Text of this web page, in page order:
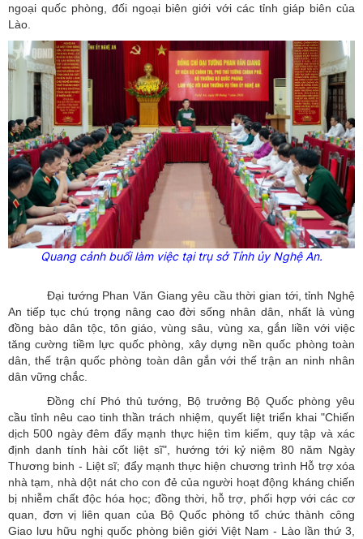
ngoại quốc phòng, đối ngoại biên giới với các tỉnh giáp biên của
Lào.
Quang cảnh buổi làm việc tại trụ sở Tỉnh ủy Nghệ An.
Đại tướng Phan Văn Giang yêu cầu thời gian tới, tỉnh Nghệ
An tiếp tục chú trọng nâng cao đời sống nhân dân, nhất là vùng
đồng bào dân tộc, tôn giáo, vùng sâu, vùng xa, gắn liền với việc
tăng cường tiềm lực quốc phòng, xây dựng nền quốc phòng toàn
dân, thế trận quốc phòng toàn dân gắn với thế trận an ninh nhân
dân vững chắc.
Đồng chí Phó thủ tướng, Bộ trưởng Bộ Quốc phòng yêu
cầu tỉnh nêu cao tinh thần trách nhiệm, quyết liệt triển khai "Chiến
dịch 500 ngày đêm đẩy mạnh thực hiện tìm kiếm, quy tập và xác
định danh tính hài cốt liệt sĩ", hướng tới kỷ niệm 80 năm Ngày
Thương binh - Liệt sĩ; đẩy mạnh thực hiện chương trình Hỗ trợ xóa
nhà tạm, nhà dột nát cho con đẻ của người hoạt động kháng chiến
bị nhiễm chất độc hóa học; đồng thời, hỗ trợ, phối hợp với các cơ
quan, đơn vị liên quan của Bộ Quốc phòng tổ chức thành công
Giao lưu hữu nghị quốc phòng biên giới Việt Nam - Lào lần thứ 3,